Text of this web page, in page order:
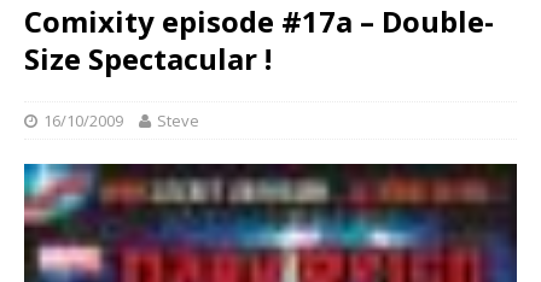
Comixity episode #17a – Double-
Size Spectacular !
16/10/2009 Steve